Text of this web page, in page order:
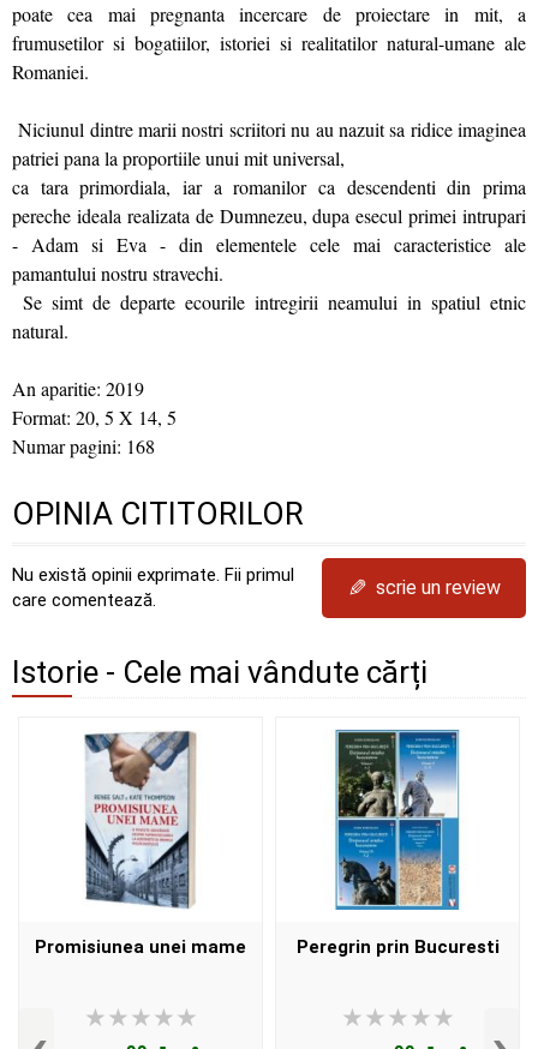
poate cea mai pregnanta incercare de proiectare in mit, a
frumusetilor si bogatiilor, istoriei si realitatilor natural-umane ale
Romaniei.
Niciunul dintre marii nostri scriitori nu au nazuit sa ridice imaginea
patriei pana la proportiile unui mit universal,
ca tara primordiala, iar a romanilor ca descendenti din prima
pereche ideala realizata de Dumnezeu, dupa esecul primei intrupari
- Adam si Eva - din elementele cele mai caracteristice ale
pamantului nostru stravechi.
Se simt de departe ecourile intregirii neamului in spatiul etnic
natural.
An aparitie: 2019
Format: 20, 5 X 14, 5
Numar pagini: 168
OPINIA CITITORILOR
Nu există opinii exprimate. Fii primul
care comentează.
✎ scrie un review
Istorie - Cele mai vândute cărți
Promisiunea unei mame Peregrin prin Bucuresti